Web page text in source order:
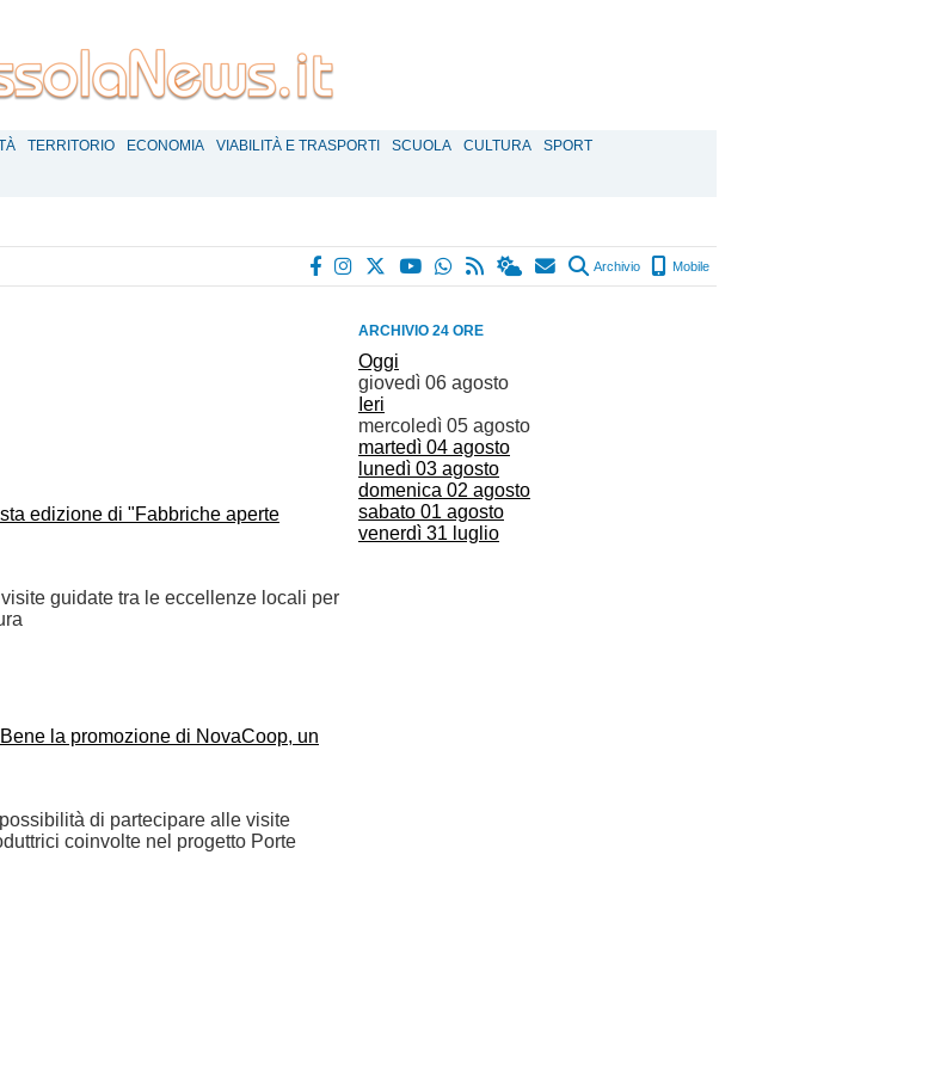
TERRITORIO ECONOMIA VIABILITÀ E TRASPORTI SCUOLA CULTURA
SPORT
Archivio Mobile
ARCHIVIO 24 ORE
Oggi
giovedì 06 agosto
Ieri
mercoledì 05 agosto
martedì 04 agosto
lunedì 03 agosto
domenica 02 agosto
sabato 01 agosto
venerdì 31 luglio
edizione di "Fabbriche aperte
guidate tra le eccellenze locali per
la promozione di NovaCoop, un
di partecipare alle visite
coinvolte nel progetto Porte